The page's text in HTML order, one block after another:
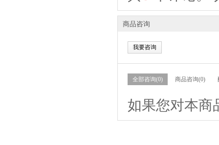
商品咨询
我要咨询
全部咨询(0) 商品咨询(0)
如果您对本商